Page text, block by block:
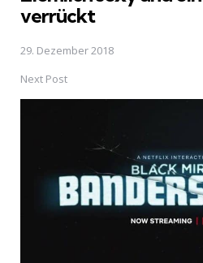
verrückt
29. Dezember 2018
Next Post